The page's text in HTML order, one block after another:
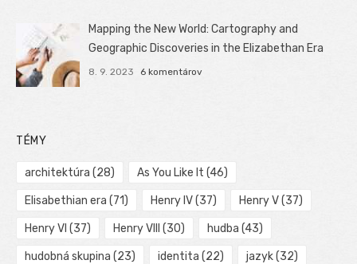
Mapping the New World: Cartography and
Geographic Discoveries in the Elizabethan Era
8. 9. 2023 6 komentárov
TÉMY
architektúra (28) As You Like It (46)
Elisabethian era (71) Henry IV(37) Henry V(37)
Henry VI (37) Henry VIII (30) hudba (43)
hudobná skupina (23) identita (22) jazyk(32)